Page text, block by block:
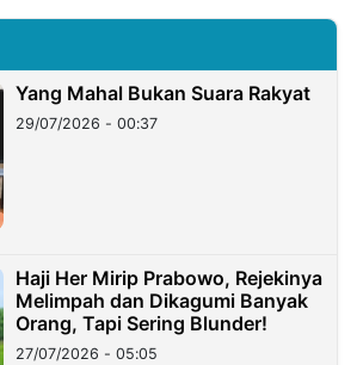
Yang Mahal Bukan Suara Rakyat
29/07/2026 - 00:37
Haji Her Mirip Prabowo, Rejekinya
Melimpah dan Dikagumi Banyak
Orang, Tapi Sering Blunder!
27/07/2026 - 05:05